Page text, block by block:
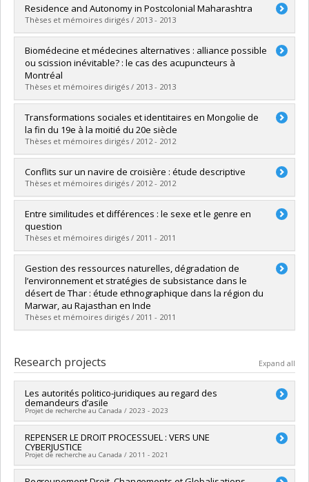
Graduate :Bouchard, Marlène
Cycle : Master's
Grade :M. Sc.
Lien vers le document dans Papyrus
Residence and Autonomy in Postcolonial Maharashtra
Thèses et mémoires dirigés / 2013 - 2013
Graduate :Breton, Etienne
Cycle :Master's
Grade :M. Sc.
Lien vers le document dans Papyrus
Biomédecine et médecines alternatives : alliance possible
ou scission inévitable? : le cas des acupuncteurs à
Montréal
Thèses et mémoires dirigés / 2013 - 2013
Graduate :Duvivier, Jessica
Cycle :Master's
Grade :M. Sc.
Lien vers le document dans Papyrus
Transformations sociales et identitaires en Mongolie de
la fin du 19e à la moitié du 20e siècle
Thèses et mémoires dirigés / 2012 - 2012
Graduate :Lapointe, Alexandre
Cycle : Master's
Grade :M. Sc.
Lien vers le document dans Papyrus
Conflits sur un navire de croisière : étude descriptive
Thèses et mémoires dirigés / 2012 - 2012
Graduate :Charette, Martin
Cycle :Master's
Grade :M. Sc.
Lien vers le document dans Papyrus
Entre similitudes et différences : le sexe et le genre en
question
Thèses et mémoires dirigés / 2011 - 2011
Graduate :Mougeot, Brigitte
Cycle :Master's
Grade :M. Sc.
Lien vers le document dans Papyrus
Gestion des ressources naturelles, dégradation de
l’environnement et stratégies de subsistance dans le
désert de Thar : étude ethnographique dans la région du
Marwar, au Rajasthan en Inde
Thèses et mémoires dirigés / 2011 - 2011
Cycle :Master's
Grade :M. Sc.
Lien vers le document dans Papyrus
Research projects Expand all
Les autorités politico-juridiques au regard des
demandeurs d’asile
Projet de recherche au Canada / 2023 - 2023
Lead researcher : Karine Bates
Funding sources:
Grant programs:
REPENSER LE DROIT PROCESSUEL : VERS UNE
CYBERJUSTICE
Projet de recherche au Canada / 2011 - 2021